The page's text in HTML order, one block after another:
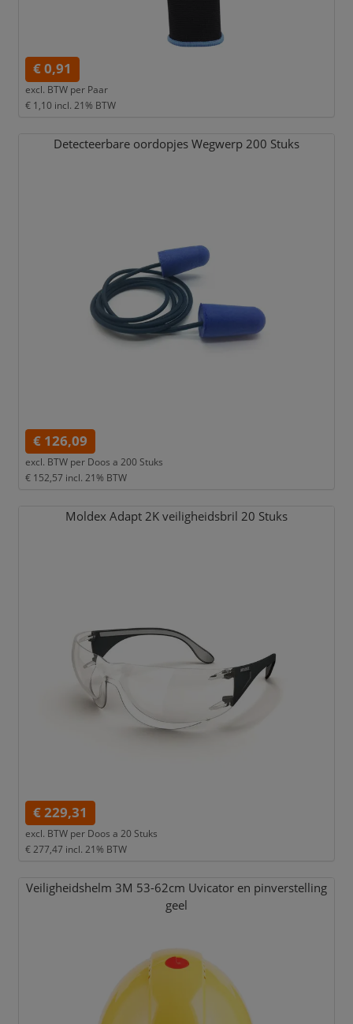
€ 0,91
excl. BTW per Paar
€ 1,10 incl. 21% BTW
Detecteerbare oordopjes Wegwerp 200 Stuks
€ 126,09
excl. BTW per Doos a 200 Stuks
€ 152,57 incl. 21% BTW
Moldex Adapt 2K veiligheidsbril 20 Stuks
€ 229,31
excl. BTW per Doos a 20 Stuks
€ 277,47 incl. 21% BTW
Veiligheidshelm 3M 53-62cm Uvicator en pinverstelling
geel